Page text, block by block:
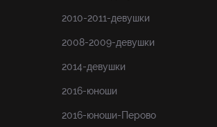
2010-2011-девушки
2008-2009-девушки
2014-девушки
2016-юноши
2016-юноши-Перово